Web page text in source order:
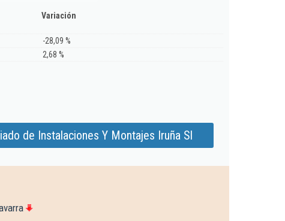
Variación
-28,09 %
2,68 %
de Instalaciones Y Montajes Iruña Sl